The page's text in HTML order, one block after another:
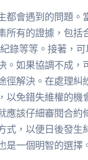
都會遇到的問題。
所有的證據，包括
錄等等。接著，
。如果協調不成，
徑解決。在處理糾
以免錯失維權的機
應該仔細審閱合約
式，以便日後發生
是一個明智的選擇